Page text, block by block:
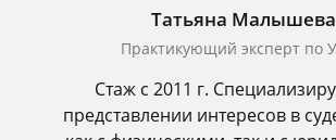
Татьяна Малышева
Практикующий эксперт по
Стаж с 2011 г.
представлении интересов в